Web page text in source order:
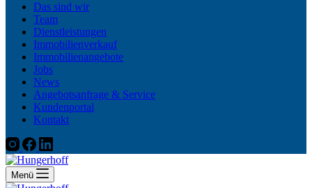
Das sind wir
Team
Dienstleistungen
Immobilienverkauf
Immobilienangebote
Jobs
News
Angebotsanfrage & Service
Kundenportal
Kontakt
Menü